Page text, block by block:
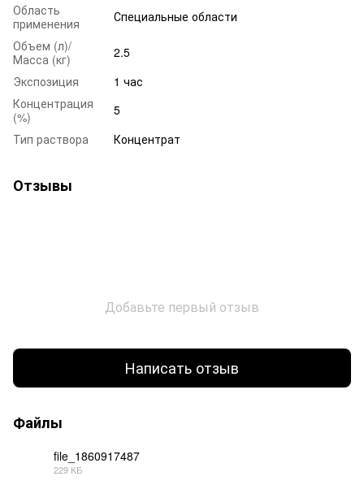
Область
применения
Специальные области
Объем (л)/
Масса (кг)
2.5
Экспозиция
1 час
Концентрация
(%)
5
Тип раствора
Концентрат
Отзывы
Добавьте первый отзыв
Написать отзыв
Файлы
file_1860917487
229 КБ